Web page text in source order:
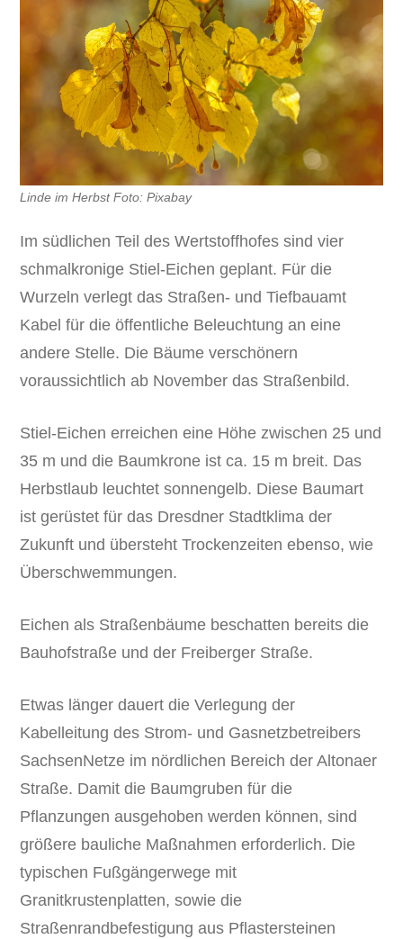
Linde im Herbst Foto: Pixabay
Im südlichen Teil des Wertstoffhofes sind vier
schmalkronige Stiel-Eichen geplant. Für die
Wurzeln verlegt das Straßen- und Tiefbauamt
Kabel für die öffentliche Beleuchtung an eine
andere Stelle. Die Bäume verschönern
voraussichtlich ab November das Straßenbild.
Stiel-Eichen erreichen eine Höhe zwischen 25 und
35 m und die Baumkrone ist ca. 15 m breit. Das
Herbstlaub leuchtet sonnengelb. Diese Baumart
ist gerüstet für das Dresdner Stadtklima der
Zukunft und übersteht Trockenzeiten ebenso, wie
Überschwemmungen.
Eichen als Straßenbäume beschatten bereits die
Bauhofstraße und der Freiberger Straße.
Etwas länger dauert die Verlegung der
Kabelleitung des Strom- und Gasnetzbetreibers
SachsenNetze im nördlichen Bereich der Altonaer
Straße. Damit die Baumgruben für die
Pflanzungen ausgehoben werden können, sind
größere bauliche Maßnahmen erforderlich. Die
typischen Fußgängerwege mit
Granitkrustenplatten, sowie die
Straßenrandbefestigung aus Pflastersteinen